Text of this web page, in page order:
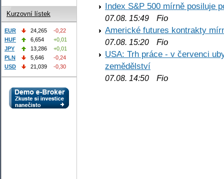
Index S&P 500 mírně posiluje
07.08. 15:49 Fio
Americké futures kontrakty
07.08. 15:20 Fio
USA: Trh práce - v červenci
zemědělství
07.08. 14:50 Fio
Kurzovní lístek
EUR 24,265
-0,22
HUF
6,654
+0,01
JPY
13,286
+0,01
PLN
5,646
-0,24
USD
21,039 -0,30